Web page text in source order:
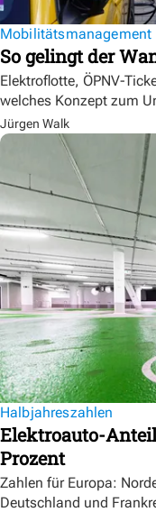
Mobilitätsmanagement
So gelingt der
Elektroflotte, ÖPNV-
welches Konzept zum
Jürgen Walk
Halbjahreszahlen
Elektroauto-
Prozent
Zahlen für Europa:
Deutschland und